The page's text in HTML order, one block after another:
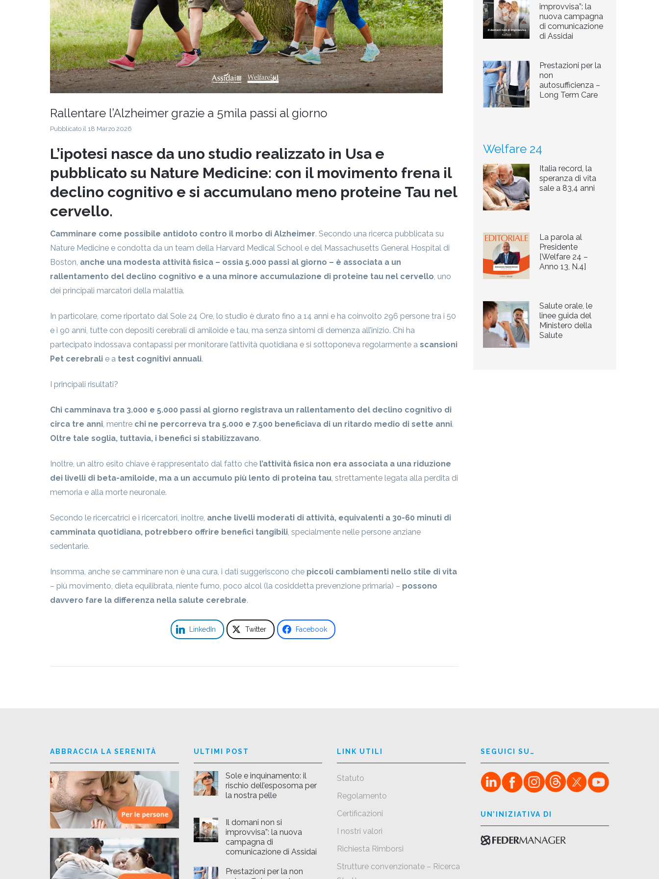
ISTRUZIONI
OPERATIVE
Rallentare l’Alzheimer grazie a 5mila passi al giorno
Pubblicato il 18 Marzo 2026
L’ipotesi nasce da uno studio realizzato in Usa e
pubblicato su Nature Medicine: con il movimento frena il
declino cognitivo e si accumulano meno proteine Tau nel
cervello.
Camminare come possibile antidoto contro il morbo di Alzheimer. Secondo una ricerca pubblicata su
Nature Medicine e condotta da un team della Harvard Medical School e del Massachusetts General Hospital di
Boston, anche una modesta attività fisica – ossia 5.000 passi al giorno – è associata a un
rallentamento del declino cognitivo e a una minore accumulazione di proteine tau nel cervello , uno
dei principali marcatori della malattia.
In particolare, come riportato dal Sole 24 Ore, lo studio è durato fino a 14 anni e ha coinvolto 296 persone tra i 50
e i 90 anni, tutte con depositi cerebrali di amiloide e tau, ma senza sintomi di demenza all’inizio. Chi ha
partecipato indossava contapassi per monitorare l’attività quotidiana e si sottoponeva regolarmente a scansioni
Pet cerebrali e a test cognitivi annuali.
I principali risultati?
Chi camminava tra 3.000 e 5.000 passi al giorno registrava un rallentamento del declino cognitivo di
circa tre anni , mentre chi ne percorreva tra 5.000 e 7.500 beneficiava di un ritardo medio di sette anni.
Oltre tale soglia, tuttavia, i benefici si stabilizzavano.
Inoltre, un altro esito chiave è rappresentato dal fatto che l’attività fisica non era associata a una riduzione
dei livelli di beta-amiloide, ma a un accumulo più lento di proteina tau , strettamente legata alla perdita di
memoria e alla morte neuronale.
Secondo le ricercatrici e i ricercatori, inoltre, anche livelli moderati di attività, equivalenti a 30-60 minuti di
camminata quotidiana, potrebbero offrire benefici tangibili , specialmente nelle persone anziane
sedentarie.
Insomma, anche se camminare non è una cura, i dati suggeriscono che piccoli cambiamenti nello stile di vita
– più movimento, dieta equilibrata, niente fumo, poco alcol (la cosiddetta prevenzione primaria) – possono
davvero fare la differenza nella salute cerebrale.
LinkedIn Twitter Facebook
improvvisa”: la
nuova campagna
di comunicazione
di Assidai
Prestazioni per la
non
autosufficienza –
Long Term Care
Welfare 24
Italia record, la
speranza di vita
sale a 83,4 anni
La parola al
Presidente
[Welfare 24 –
Anno 13, N.4]
Salute orale, le
linee guida del
Ministero della
Salute
ABBRACCIA LA SERENITÀ ULTIMI POST
Sole e inquinamento: il
rischio dell’esposoma per
la nostra pelle
Il domani non si
improvvisa”: la nuova
campagna di
comunicazione di Assidai
Prestazioni per la non
LINK UTILI
Statuto
Regolamento
Certificazioni
I nostri valori
Richiesta Rimborsi
Strutture convenzionate – Ricerca
SEGUICI SU…
UN’INIZIATIVA DI